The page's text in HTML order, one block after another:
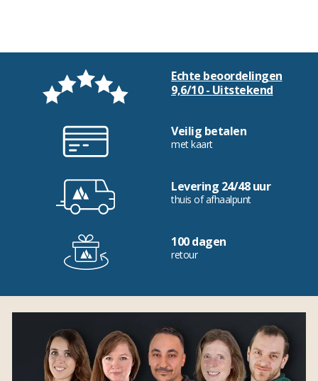
Echte beoordelingen
9,6/10 - Uitstekend
Veilig betalen
met kaart
Levering 24/48 uur
thuis of afhaalpunt
100 dagen
retour